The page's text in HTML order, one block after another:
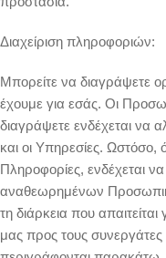
Διαχείριση πληροφοριών:
Μπορείτε να διαγράψετε
έχουμε για εσάς. Οι
διαγράψετε ενδέχεται να
και οι Υπηρεσίες.
Πληροφορίες, ενδέχεται
αναθεωρημένων
τη διάρκεια που
μας προς τους